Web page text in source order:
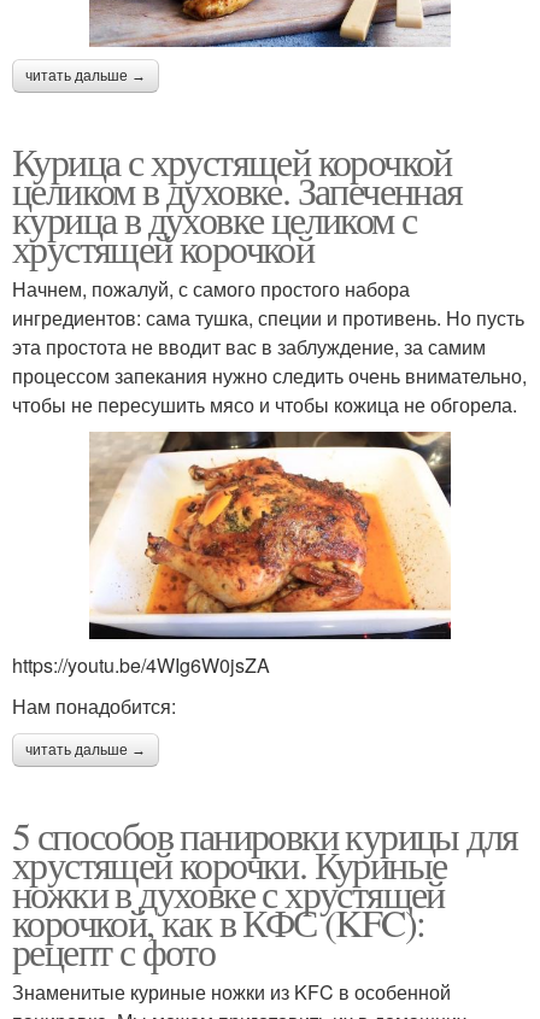
читать дальше →
Курица с хрустящей корочкой
целиком в духовке. Запеченная
курица в духовке целиком с
хрустящей корочкой
Начнем, пожалуй, с самого простого набора
ингредиентов: сама тушка, специи и противень. Но пусть
эта простота не вводит вас в заблуждение, за самим
процессом запекания нужно следить очень внимательно,
чтобы не пересушить мясо и чтобы кожица не обгорела.
https://youtu.be/4WIg6W0jsZA
Нам понадобится:
читать дальше →
5 способов панировки курицы для
хрустящей корочки. Куриные
ножки в духовке с хрустящей
корочкой, как в КФС (KFC):
рецепт с фото
Знаменитые куриные ножки из KFC в особенной